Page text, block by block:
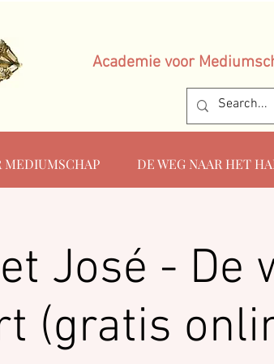
Academie voor
MEDIUMSCHAP DE WEG NAAR HET
José - De
(gratis